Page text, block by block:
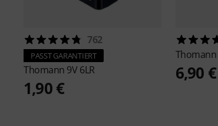
762
PASST GARANTIERT
Thomann 9V 6LR
1,90 €
Thomann
6,90 €